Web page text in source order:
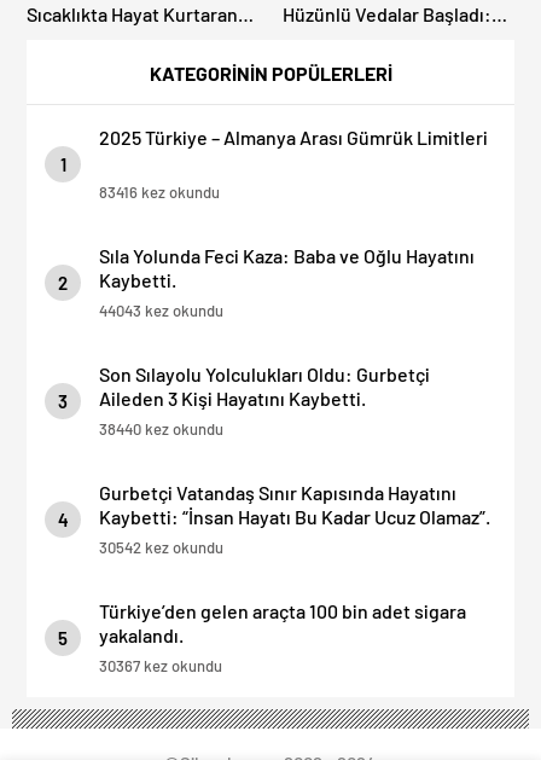
KATEGORİNİN POPÜLERLERİ
1
2025 Türkiye – Almanya Arası Gümrük Limitleri
83416 kez okundu
2
Sıla Yolunda Feci Kaza: Baba ve Oğlu Hayatını
Kaybetti.
44043 kez okundu
3
Son Sılayolu Yolculukları Oldu: Gurbetçi
Aileden 3 Kişi Hayatını Kaybetti.
38440 kez okundu
4
Gurbetçi Vatandaş Sınır Kapısında Hayatını
Kaybetti: “İnsan Hayatı Bu Kadar Ucuz Olamaz”.
30542 kez okundu
5
Türkiye’den gelen araçta 100 bin adet sigara
yakalandı.
30367 kez okundu
Sıcaklıkta Hayat Kurtaran
Hüzünlü Vedalar Başladı:
Artıyor!